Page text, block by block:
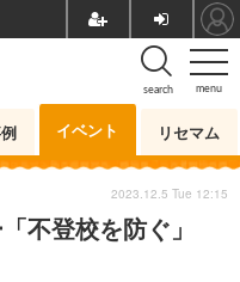
menu
search
イベント リセマム
不登校を防ぐ」
2023.12.5 Tue 12:15